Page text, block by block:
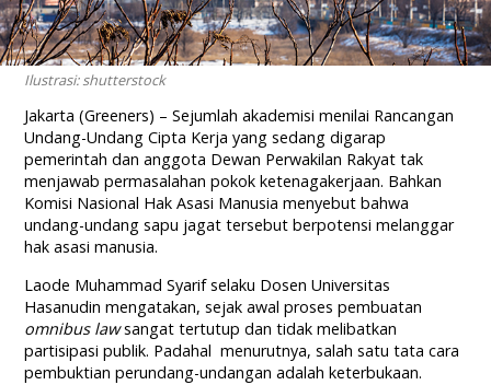
Ilustrasi: shutterstock
Jakarta (Greeners) – Sejumlah akademisi menilai Rancangan
Undang-Undang Cipta Kerja yang sedang digarap
pemerintah dan anggota Dewan Perwakilan Rakyat tak
menjawab permasalahan pokok ketenagakerjaan. Bahkan
Komisi Nasional Hak Asasi Manusia menyebut bahwa
undang-undang sapu jagat tersebut berpotensi melanggar
hak asasi manusia.
Laode Muhammad Syarif selaku Dosen Universitas
Hasanudin mengatakan, sejak awal proses pembuatan
omnibus lawsangat tertutup dan tidak melibatkan
partisipasi publik. Padahal menurutnya, salah satu tata cara
pembuktian perundang-undangan adalah keterbukaan.